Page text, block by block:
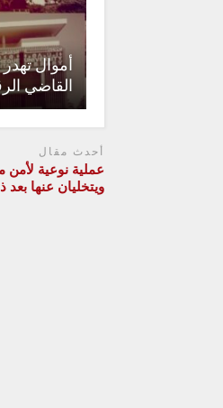
أموال
القاضي
أحدث مقال
عملية نوعية
ويتخليان عنها بعد